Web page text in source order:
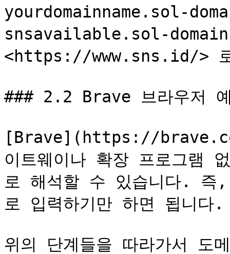
yourdomainname.sol-
snsavailable.sol-
<https://www.sns.id/> 로
### 2.2 Brave 브라우저
[Brave](https://
이트웨이나 확장 프로그램
로 해석할 수 있습니다. 즉
로 입력하기만 하면 됩니다.
위의 단계들을 따라가서 도